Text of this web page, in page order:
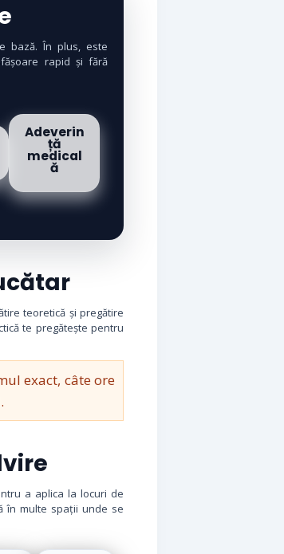
bază. În plus, este
rapid și fără
Adeverin
ță
medical
ă
teoretică și pregătire
te pregătește pentru
exact, câte ore
a aplica la locuri de
în multe spații unde se